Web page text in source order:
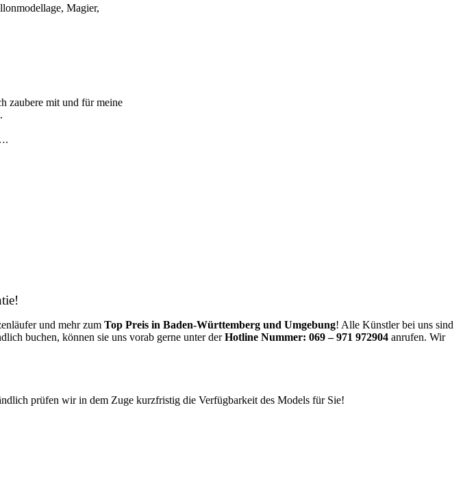
Magier,
zaubere mit und für meine
und mehr zum Top Preis in Baden-Württemberg und Umgebung! Alle Künstler bei uns sind
buchen, können sie uns vorab gerne unter derHotline Nummer: 069 – 971 972904 anrufen. Wir
prüfen wir in dem Zuge kurzfristig die Verfügbarkeit des Models für Sie!